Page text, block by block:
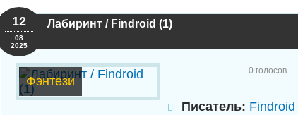
Лабиринт / Findroid (1)
12
08
2025
Фэнтези
0 голосов
Писатель: Findroid